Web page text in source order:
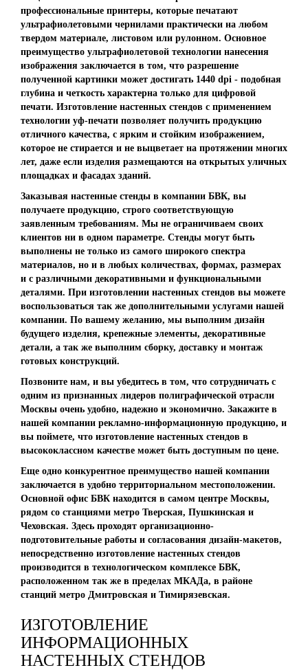
профессиональные принтеры, которые печатают
ультрафиолетовыми чернилами практически на любом
твердом материале, листовом или рулонном. Основное
преимущество ультрафиолетовой технологии нанесения
изображения заключается в том, что разрешение
полученной картинки может достигать 1440 dpi - подобная
глубина и четкость характерна только для цифровой
печати. Изготовление настенных стендов с применением
технологии уф-печати позволяет получить продукцию
отличного качества, с ярким и стойким изображением,
которое не стирается и не выцветает на протяжении многих
лет, даже если изделия размещаются на открытых уличных
площадках и фасадах зданий.
Заказывая настенные стенды в компании БВК, вы
получаете продукцию, строго соответствующую
заявленным требованиям. Мы не ограничиваем своих
клиентов ни в одном параметре. Стенды могут быть
выполнены не только из самого широкого спектра
материалов, но и в любых количествах, формах, размерах
и с различными декоративными и функциональными
деталями. При изготовлении настенных стендов вы можете
воспользоваться так же дополнительными услугами нашей
компании. По вашему желанию, мы выполним дизайн
будущего изделия, крепежные элементы, декоративные
детали, а так же выполним сборку, доставку и монтаж
готовых конструкций.
Позвоните нам, и вы убедитесь в том, что сотрудничать с
одним из признанных лидеров полиграфической отрасли
Москвы очень удобно, надежно и экономично. Закажите в
нашей компании рекламно-информационную продукцию, и
вы поймете, что изготовление настенных стендов в
высококлассном качестве может быть доступным по цене.
Еще одно конкурентное преимущество нашей компании
заключается в удобно территориальном местоположении.
Основной офис БВК находится в самом центре Москвы,
рядом со станциями метро Тверская, Пушкинская и
Чеховская. Здесь проходят организационно-
подготовительные работы и согласования дизайн-макетов,
непосредственно изготовление настенных стендов
производится в технологическом комплексе БВК,
расположенном так же в пределах МКАДа, в районе
станций метро Дмитровская и Тимирязевская.
ИЗГОТОВЛЕНИЕ
ИНФОРМАЦИОННЫХ
НАСТЕННЫХ СТЕНДОВ